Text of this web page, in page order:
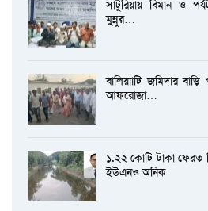
সাটুরিয়ায় বিমান ও
মুন্নুর…
বালিয়াাটি জমিদার বাড়ি
আফরোজা…
১.২২ কোটি টাকা ফেরত
ইউএনও অনিক